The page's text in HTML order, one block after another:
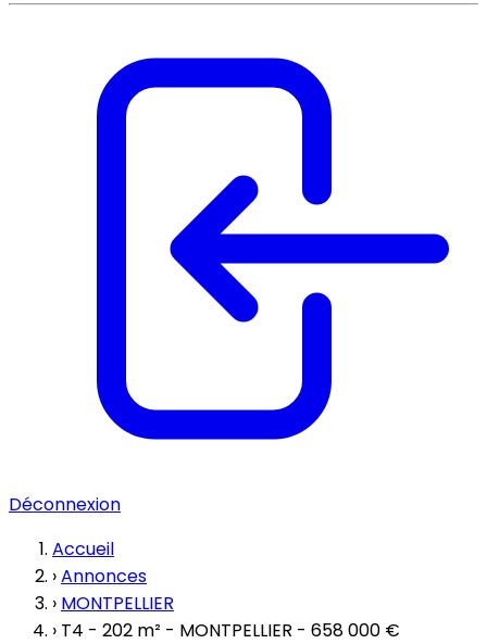
Déconnexion
Accueil
›Annonces
› MONTPELLIER
› T4 - 202 m² - MONTPELLIER - 658 000 €